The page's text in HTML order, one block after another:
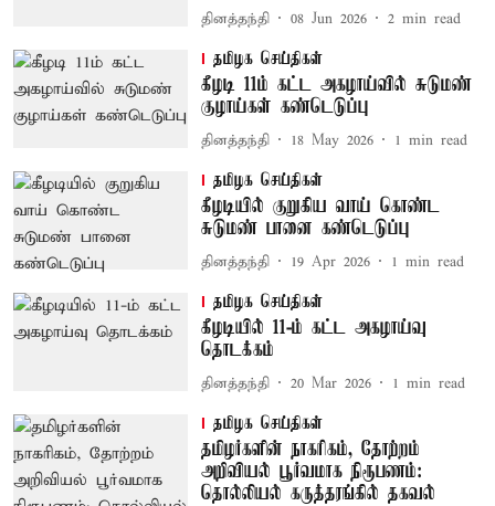
தினத்தந்தி 08 Jun 2026 2 min read
தமிழக செய்திகள்
கீழடி 11ம் கட்ட அகழாய்வில் சுடுமண்
குழாய்கள் கண்டெடுப்பு
தினத்தந்தி 18 May 2026 1 min read
தமிழக செய்திகள்
கீழடியில் குறுகிய வாய் கொண்ட
சுடுமண் பானை கண்டெடுப்பு
தினத்தந்தி 19 Apr 2026 1 min read
தமிழக செய்திகள்
கீழடியில் 11-ம் கட்ட அகழாய்வு
தொடக்கம்
தினத்தந்தி 20 Mar 2026 1 min read
தமிழக செய்திகள்
தமிழர்களின் நாகரிகம், தோற்றம்
அறிவியல் பூர்வமாக நிரூபணம்:
தொல்லியல் கருத்தரங்கில் தகவல்